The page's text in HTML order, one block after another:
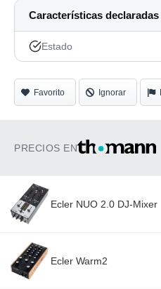
Características
Estado
Favorito Ignorar
PRECIOS EN
Ecler NUO 2.0 DJ-Mixer
Ecler Warm2